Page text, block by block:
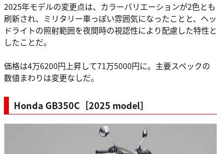
2025年モデルの変更点は、カラーバリエーションが2色とも
刷新され、ミリタリー車っぽい雰囲気になったことと、ヘッ
ドライトの照射範囲を夜間時の視認性により配慮した特性と
したことだ。
価格は4万6200円上昇して71万5000円に。主要スペックの
数値まわりは変更なしだ。
Honda GB350C［2025 model］